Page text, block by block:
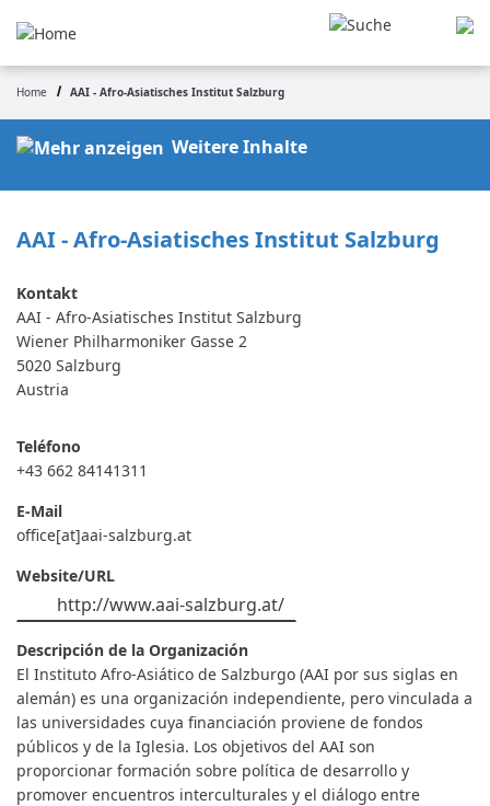
principal
Ruta
de
navegación
Home AAI - Afro-Asiatisches Institut Salzburg
Weitere Inhalte
AAI - Afro-Asiatisches Institut Salzburg
AAI - Afro-Asiatisches Institut Salzburg
Wiener Philharmoniker Gasse 2
5020 Salzburg
Austria
Teléfono
+43 662 84141311
E-Mail
office[at]aai-salzburg.at
Website/URL
http://www.aai-salzburg.at/
Descripción de la Organización
El Instituto Afro-Asiático de Salzburgo (AAI por sus siglas en
alemán) es una organización independiente, pero vinculada a
las universidades cuya financiación proviene de fondos
públicos y de la Iglesia. Los objetivos del AAI son
proporcionar formación sobre política de desarrollo y
promover encuentros interculturales y el diálogo entre